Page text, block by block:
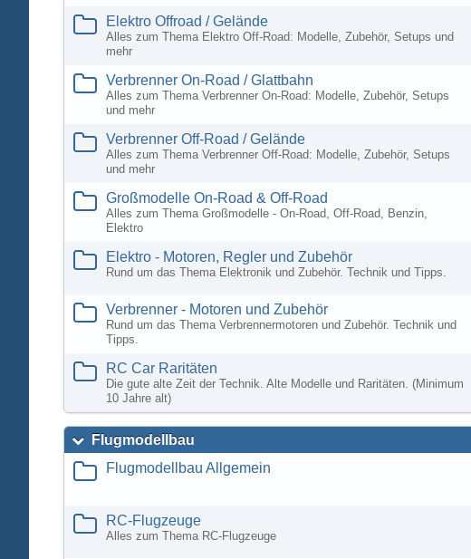
Elektro Offroad / Gelände
Alles zum Thema Elektro Off-Road: Modelle, Zubehör, Setups und
mehr
Verbrenner On-Road / Glattbahn
Alles zum Thema Verbrenner On-Road: Modelle, Zubehör, Setups
und mehr
Verbrenner Off-Road / Gelände
Alles zum Thema Verbrenner Off-Road: Modelle, Zubehör, Setups
und mehr
Großmodelle On-Road & Off-Road
Alles zum Thema Großmodelle - On-Road, Off-Road, Benzin,
Elektro
Elektro - Motoren, Regler und Zubehör
Rund um das Thema Elektronik und Zubehör. Technik und Tipps.
Verbrenner - Motoren und Zubehör
Rund um das Thema Verbrennermotoren und Zubehör. Technik und
Tipps.
RC Car Raritäten
Die gute alte Zeit der Technik. Alte Modelle und Raritäten. (Minimum
10 Jahre alt)
Flugmodellbau
Flugmodellbau Allgemein
RC-Flugzeuge
Alles zum Thema RC-Flugzeuge